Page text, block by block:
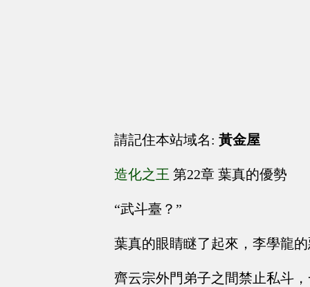
請記住本站域名: 黃金屋
造化之王 第22章 葉真的優勢
“武斗臺？”
葉真的眼睛瞇了起來，李學龍
齊云宗外門弟子之間禁止私斗